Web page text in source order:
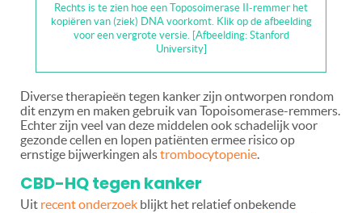
Rechts is te zien hoe een Toposoimerase II-remmer het
kopiëren van (ziek) DNA voorkomt. Klik op de afbeelding
voor een vergrote versie. [Afbeelding: Stanford
University]
Diverse therapieën tegen kanker zijn ontworpen rondom
dit enzym en maken gebruik van Topoisomerase-remmers.
Echter zijn veel van deze middelen ook schadelijk voor
gezonde cellen en lopen patiënten ermee risico op
ernstige bijwerkingen alstrombocytopenie.
CBD-HQ tegen kanker
Uit recent onderzoek blijkt het relatief onbekende